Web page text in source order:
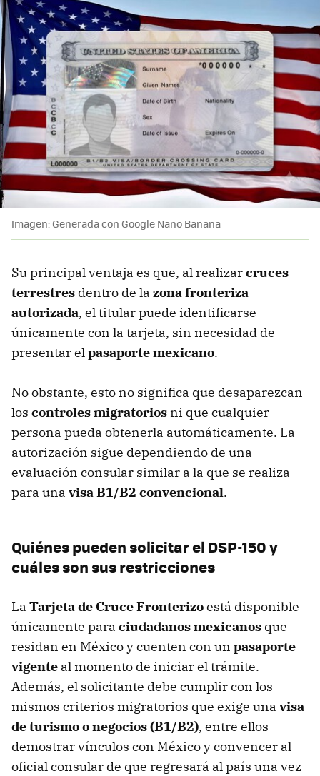
Imagen: Generada con Google Nano Banana
Su principal ventaja es que, al realizarcruces
terrestres dentro de la zona fronteriza
autorizada, el titular puede identificarse
únicamente con la tarjeta, sin necesidad de
presentar elpasaporte mexicano.
No obstante, esto no significa que desaparezcan
los controles migratorios ni que cualquier
persona pueda obtenerla automáticamente. La
autorización sigue dependiendo de una
evaluación consular similar a la que se realiza
para una visa B1/B2 convencional.
Quiénes pueden solicitar el DSP-150 y
cuáles son sus restricciones
La Tarjeta de Cruce Fronterizoestá disponible
únicamente para ciudadanos mexicanos que
residan en México y cuenten con un pasaporte
vigente al momento de iniciar el trámite.
Además, el solicitante debe cumplir con los
mismos criterios migratorios que exige una visa
de turismo o negocios (B1/B2), entre ellos
demostrar vínculos con México y convencer al
oficial consular de que regresará al país una vez